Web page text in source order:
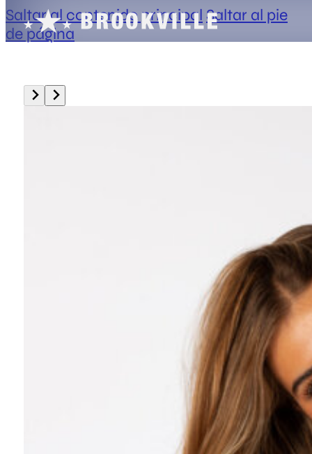
Saltar al contenido principal Saltar al pie
de página